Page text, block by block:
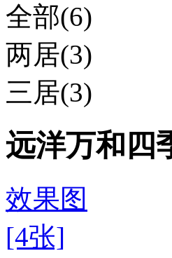
全部(6)
两居(3)
三居(3)
远洋万和四
效果图
[4张]